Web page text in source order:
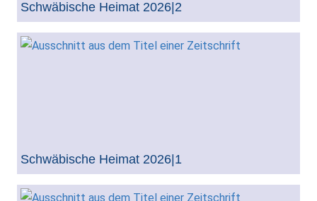
Schwäbische Heimat 2026|2
Schwäbische Heimat 2026|1